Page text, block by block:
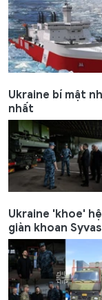
Ukraine bí mật
nhất
Ukraine 'khoe'
giàn khoan